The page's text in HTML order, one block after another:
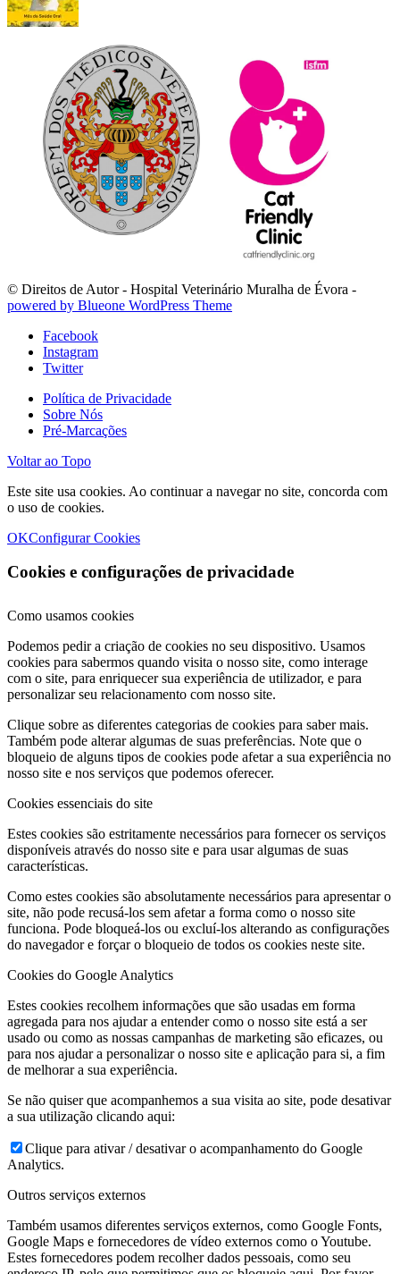
© Direitos de Autor - Hospital Veterinário Muralha de Évora -
powered by Blueone WordPress Theme
Facebook
Instagram
Twitter
Política de Privacidade
Sobre Nós
Pré-Marcações
Voltar ao Topo
Este site usa cookies. Ao continuar a navegar no site, concorda com
o uso de cookies.
OKConfigurar Cookies
Cookies e configurações de privacidade
Como usamos cookies
Podemos pedir a criação de cookies no seu dispositivo. Usamos
cookies para sabermos quando visita o nosso site, como interage
com o site, para enriquecer sua experiência de utilizador, e para
personalizar seu relacionamento com nosso site.
Clique sobre as diferentes categorias de cookies para saber mais.
Também pode alterar algumas de suas preferências. Note que o
bloqueio de alguns tipos de cookies pode afetar a sua experiência no
nosso site e nos serviços que podemos oferecer.
Cookies essenciais do site
Estes cookies são estritamente necessários para fornecer os serviços
disponíveis através do nosso site e para usar algumas de suas
características.
Como estes cookies são absolutamente necessários para apresentar o
site, não pode recusá-los sem afetar a forma como o nosso site
funciona. Pode bloqueá-los ou excluí-los alterando as configurações
do navegador e forçar o bloqueio de todos os cookies neste site.
Cookies do Google Analytics
Estes cookies recolhem informações que são usadas em forma
agregada para nos ajudar a entender como o nosso site está a ser
usado ou como as nossas campanhas de marketing são eficazes, ou
para nos ajudar a personalizar o nosso site e aplicação para si, a fim
de melhorar a sua experiência.
Se não quiser que acompanhemos a sua visita ao site, pode desativar
a sua utilização clicando aqui:
Clique para ativar / desativar o acompanhamento do Google
Analytics.
Outros serviços externos
Também usamos diferentes serviços externos, como Google Fonts,
Google Maps e fornecedores de vídeo externos como o Youtube.
Estes fornecedores podem recolher dados pessoais, como seu